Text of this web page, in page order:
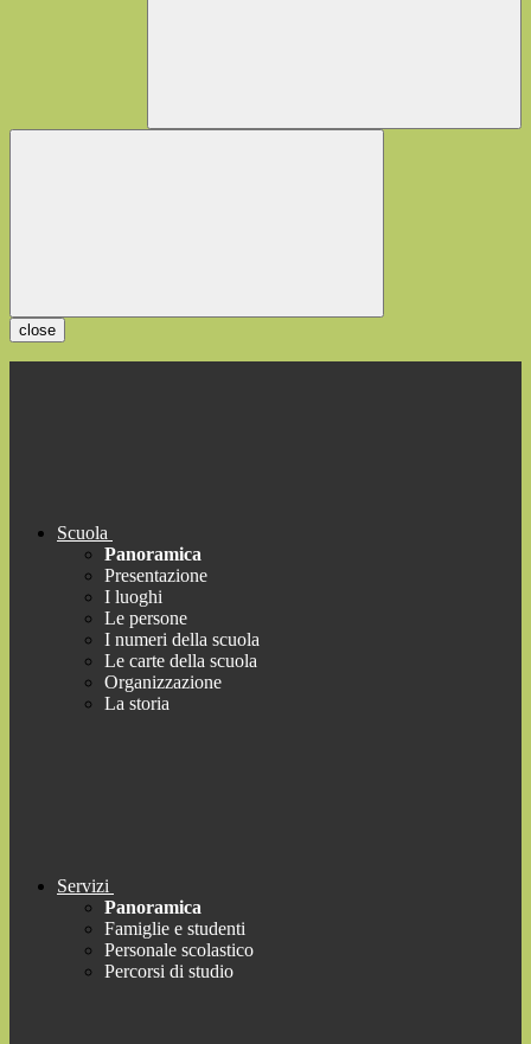
close
Scuola
Panoramica
Presentazione
I luoghi
Le persone
I numeri della scuola
Le carte della scuola
Organizzazione
La storia
Servizi
Panoramica
Famiglie e studenti
Personale scolastico
Percorsi di studio